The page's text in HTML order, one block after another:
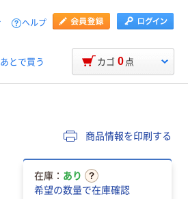
ヘルプ
あとで買う カゴ 0 点
商品情報を印刷する
在庫： あり
希望の数量で在庫確認